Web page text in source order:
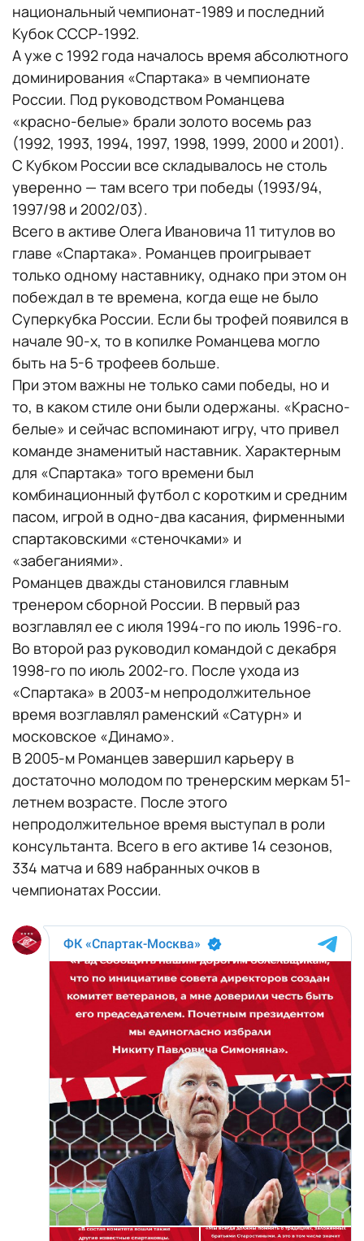
национальный чемпионат-1989 и последний
Кубок СССР-1992.
А уже с 1992 года началось время абсолютного
доминирования «Спартака» в чемпионате
России. Под руководством Романцева
«красно-белые» брали золото восемь раз
(1992, 1993, 1994, 1997, 1998, 1999, 2000 и 2001).
С Кубком России все складывалось не столь
уверенно — там всего три победы (1993/94,
1997/98 и 2002/03).
Всего в активе Олега Ивановича 11 титулов во
главе «Спартака». Романцев проигрывает
только одному наставнику, однако при этом он
побеждал в те времена, когда еще не было
Суперкубка России. Если бы трофей появился в
начале 90-х, то в копилке Романцева могло
быть на 5-6 трофеев больше.
При этом важны не только сами победы, но и
то, в каком стиле они были одержаны. «Красно-
белые» и сейчас вспоминают игру, что привел
команде знаменитый наставник. Характерным
для «Спартака» того времени был
комбинационный футбол с коротким и средним
пасом, игрой в одно-два касания, фирменными
спартаковскими «стеночками» и
«забеганиями».
Романцев дважды становился главным
тренером сборной России. В первый раз
возглавлял ее с июля 1994-го по июль 1996-го.
Во второй раз руководил командой с декабря
1998-го по июль 2002-го. После ухода из
«Спартака» в 2003-м непродолжительное
время возглавлял раменский «Сатурн» и
московское «Динамо».
В 2005-м Романцев завершил карьеру в
достаточно молодом по тренерским меркам 51-
летнем возрасте. После этого
непродолжительное время выступал в роли
консультанта. Всего в его активе 14 сезонов,
334 матча и 689 набранных очков в
чемпионатах России.